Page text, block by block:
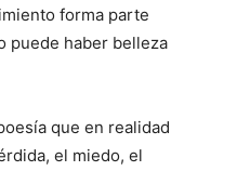
forma parte
puede haber belleza
que en realidad
el miedo, el